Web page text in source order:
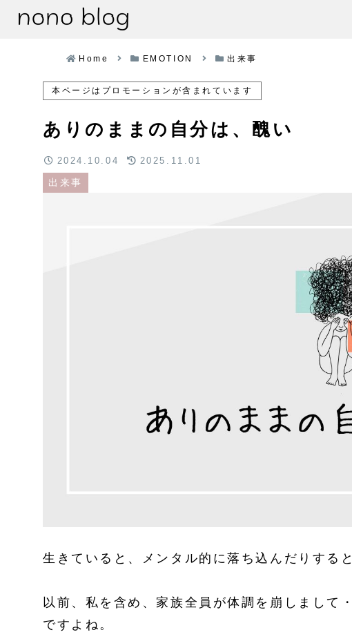
Home EMOTION 出来事
本ページはプロモーションが含まれています
ありのままの自分は、醜い
出来事
2024.10.04 2025.11.01
生きていると、メンタル的に落ち込んだりする
以前、私を含め、家族全員が体調を崩しまして
ですよね。